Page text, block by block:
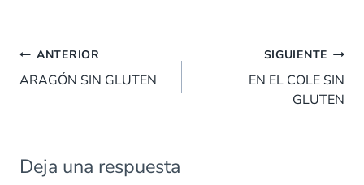
b
o
s
A dI
es
t ar
ANTERIOR
ARAGÓN SIN GLUTEN
SIGUIENTE
EN EL COLE SIN
GLUTEN
Deja una respuesta